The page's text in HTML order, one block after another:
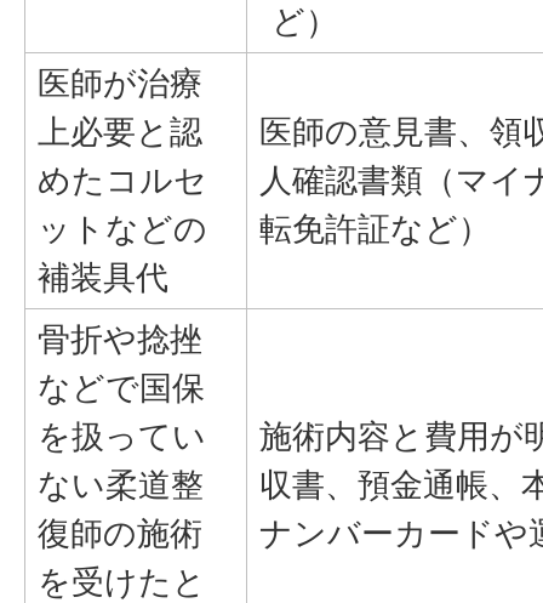
ど）
医師が治療
上必要と認
めたコルセ
ットなどの
補装具代
医師の意見書、領
人確認書類（マイ
転免許証など）
骨折や捻挫
などで国保
を扱ってい
ない柔道整
復師の施術
を受けたと
施術内容と費用が
収書、預金通帳、
ナンバーカードや